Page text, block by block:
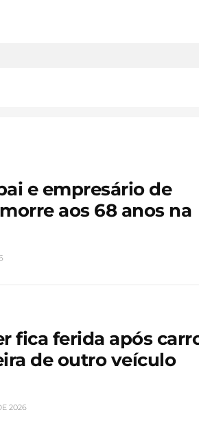
e empresário de
aos 68 anos na
fica ferida após
de outro veículo
2026